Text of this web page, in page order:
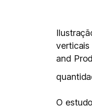
verticais
and
O